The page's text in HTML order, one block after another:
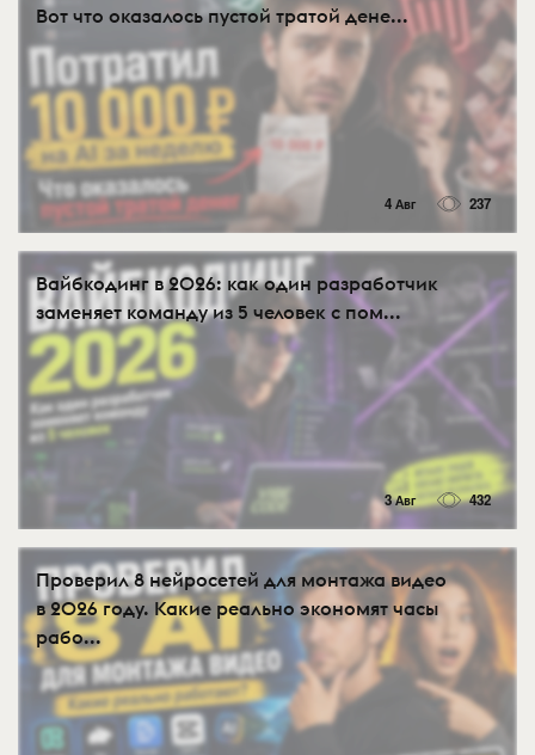
Вот что оказалось пустой тратой дене...
4 Авг 237
Вайбкодинг в 2026: как один разработчик
заменяет команду из 5 человек с пом...
3 Авг 432
Проверил 8 нейросетей для монтажа видео
в 2026 году. Какие реально экономят часы
рабо...